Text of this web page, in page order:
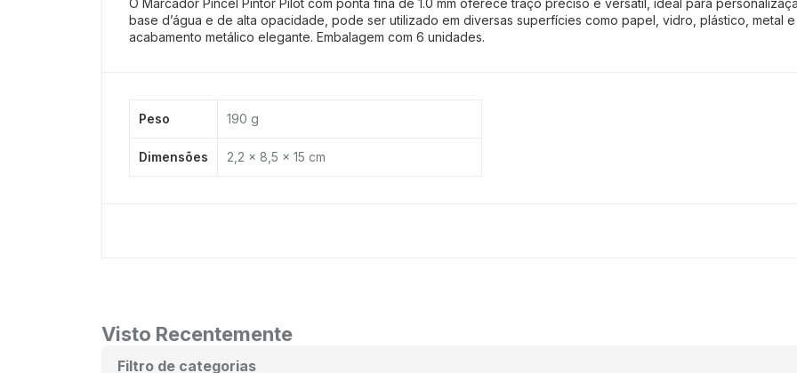
base d’água e de alta opacidade, pode ser utilizado em diversas superfícies como papel, vidro, plástico, metal
acabamento metálico elegante. Embalagem com 6 unidades.
Peso 190 g
Dimensões 2,2 × 8,5 × 15 cm
Visto Recentemente
Filtro de categorias